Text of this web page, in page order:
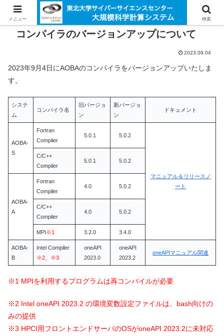
コンパイラのバージョンアップについて
2023.09.04
2023年9月4日にAOBAのコンパイラをバージョンアップいたしま
す。
システ
ム
コンパイラ名
旧バージョ
ン
新バージョ
ン
ドキュメント
AOBA-
S
Fortran
Compiler
5.0.1 5.0.2
マニュアル＆リリースノ
ート
C/C++
Compiler
5.0.1 5.0.2
AOBA-
A
Fortran
Compiler
4.0 5.0.2
C/C++
Compiler
4.0 5.0.2
MPI※1 3.2.0 3.4.0
AOBA-
B
Intel Compiler
※2、※3
oneAPI
2023.0
oneAPI
2023.2
oneAPIマニュアル関連
※1 MPIを利用するプログラムは再コンパイルが必要
※2 Intel oneAPI 2023.2 の環境変数設定ファイルは、bash向けの
みの提供
※3 HPCI用フロントエンドサーバのOSがoneAPI 2023.2に未対応
メニュー 検索